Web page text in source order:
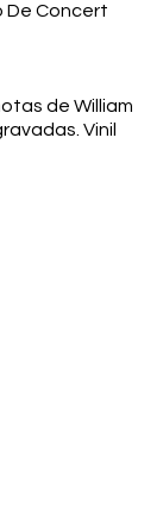
De Concert
de William
Vinil